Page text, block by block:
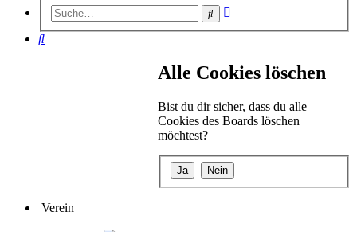
Suche
Suche
Alle Cookies löschen
Bist du dir sicher, dass du alle
Cookies des Boards löschen
möchtest?
Verein